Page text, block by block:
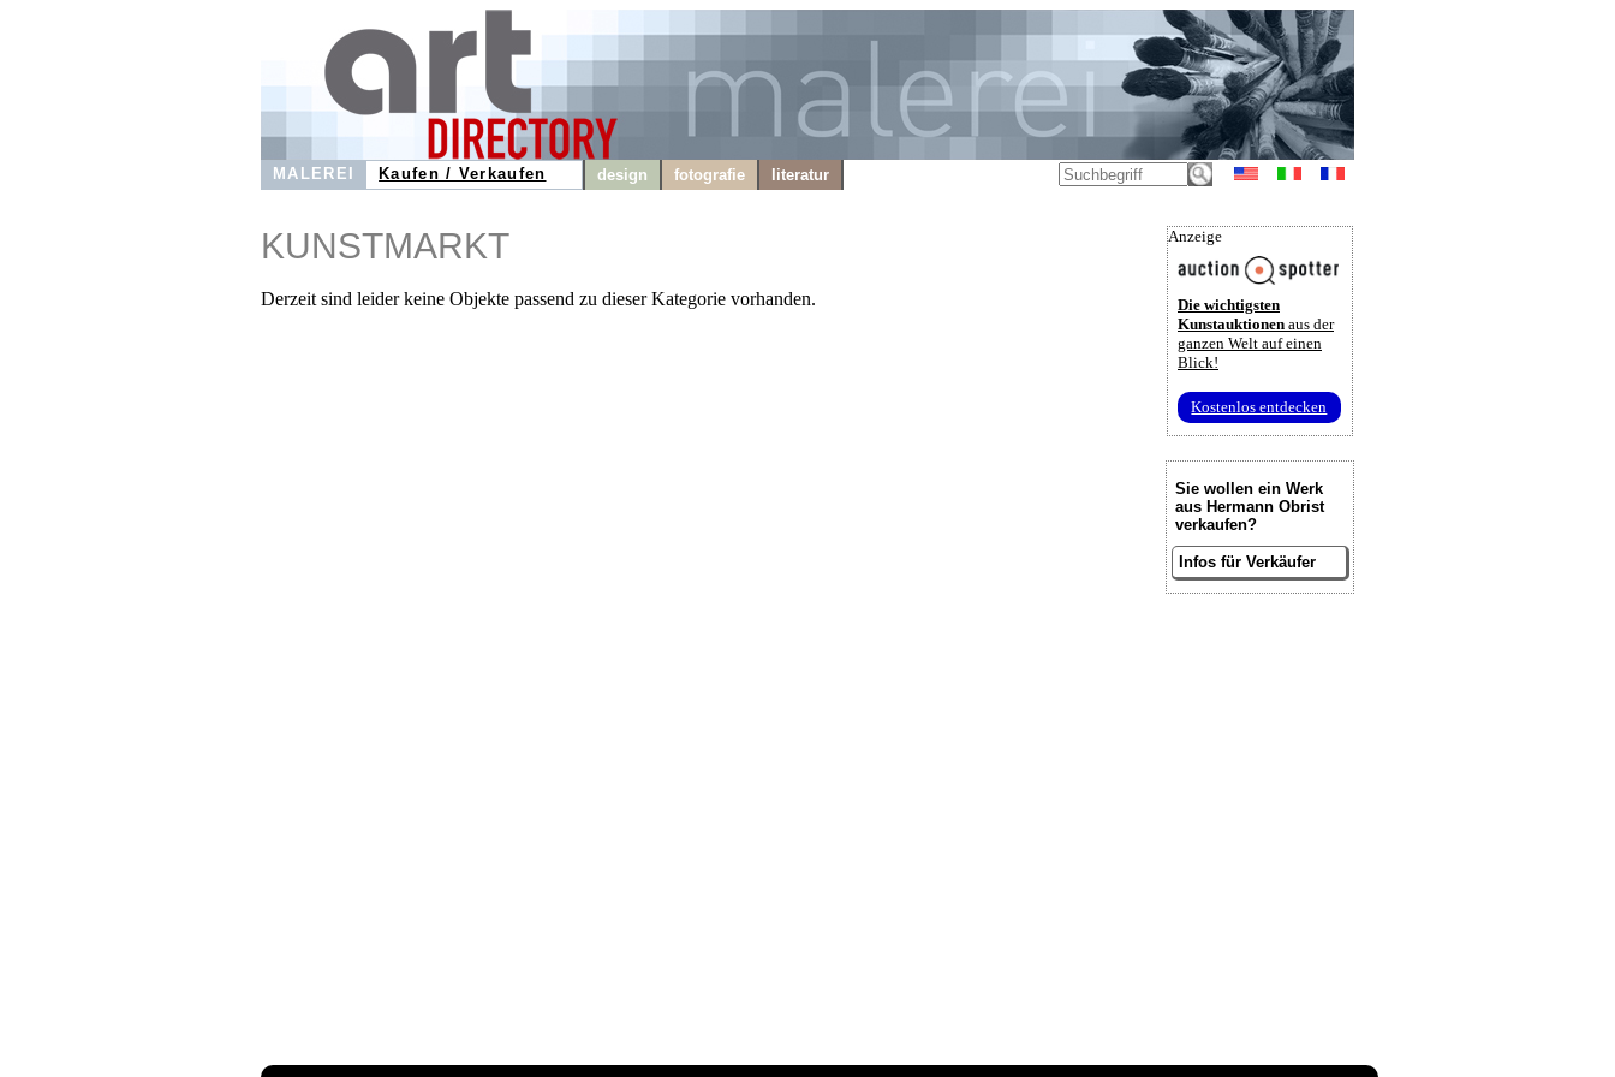
MALEREI Kaufen / Verkaufen design fotografie literatur
KUNSTMARKT
Derzeit sind leider keine Objekte passend zu dieser Kategorie vorhanden.
Anzeige
Die wichtigsten
Kunstauktionen aus der
ganzen Welt auf einen
Blick!
Kostenlos entdecken
Sie wollen ein Werk
aus Hermann Obrist
verkaufen?
Infos für Verkäufer